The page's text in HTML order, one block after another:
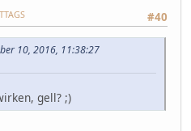
#40
10, 2016, 11:38:27
gell? ;)